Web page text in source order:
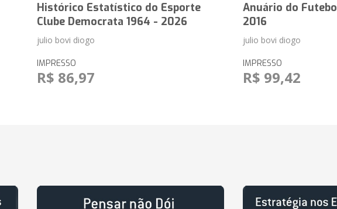
Histórico Estatístico do Esporte
Clube Democrata 1964 - 2026
julio bovi diogo
IMPRESSO
R$ 86,97
Anuário do
2016
julio bovi diogo
IMPRESSO
R$ 99,42